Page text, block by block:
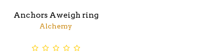
Anchors Aweigh ring
Alchemy